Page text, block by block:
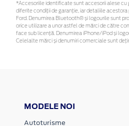
*Accesoriile identificate sunt accesorii alese cu
diferite condiții de garanție, iar detaliile
Ford. Denumirea Bluetooth® și logourile sunt
orice utilizare a unor astfel de mărci de către
face sub licență. Denumirea iPhone/iPod și
Celelalte mărci și denumiri comerciale sunt
MODELE NOI
Autoturisme